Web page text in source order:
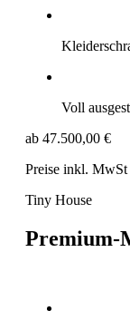
Voll
ab 47.500,00 €
Preise inkl. MwSt
Tiny House
Premium-